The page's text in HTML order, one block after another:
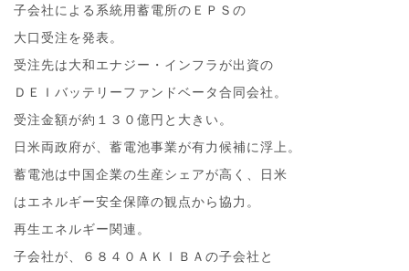
子会社による系統用蓄電所のＥＰＳの
大口受注を発表。
受注先は大和エナジー・インフラが出資の
ＤＥＩバッテリーファンドベータ合同会社。
受注金額が約１３０億円と大きい。
日米両政府が、蓄電池事業が有力候補に浮上。
蓄電池は中国企業の生産シェアが高く、日米
はエネルギー安全保障の観点から協力。
再生エネルギー関連。
子会社が、６８４０ＡＫＩＢＡの子会社と